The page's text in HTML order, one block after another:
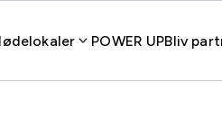
POWER UPBliv